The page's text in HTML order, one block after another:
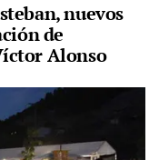
nuevos
de
Alonso